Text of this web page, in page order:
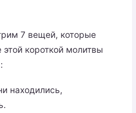
7 вещей, которые
короткой молитвы
находились,